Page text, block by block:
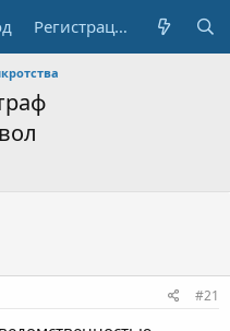
Регистрация
#21